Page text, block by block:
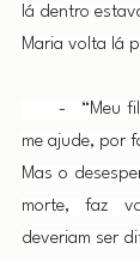
lá dentro
Maria volta lá
-   “Meu
me ajude, por
Mas o
morte, faz
deveriam ser